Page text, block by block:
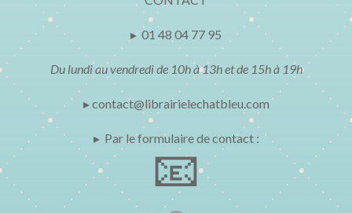
▸ 01 48 04 77 95
Du lundi au vendredi de 10h à 13h et de 15h à 19h
▸ contact@librairielechatbleu.com
▸ Par le formulaire de contact :
📧